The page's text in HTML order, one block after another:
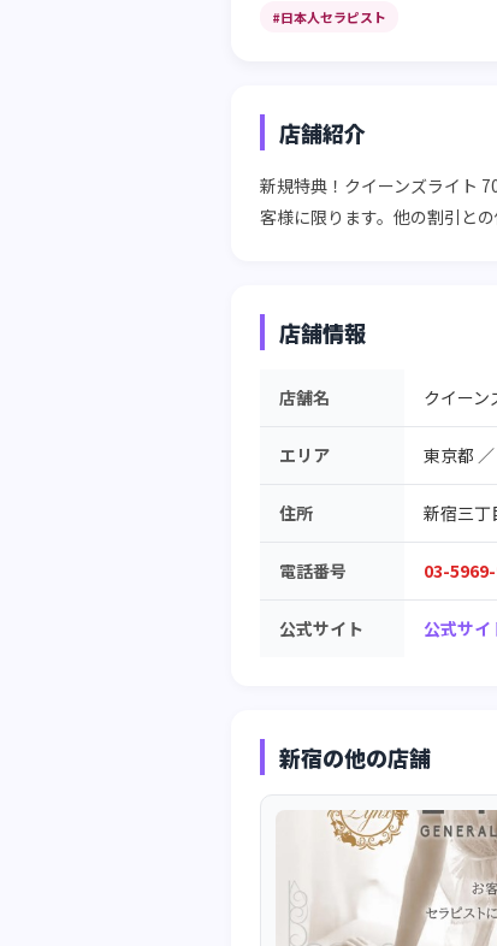
#日本人セラピスト
店舗紹介
新規特典！クイーンズライト
客様に限ります。他の割引と
店舗情報
店舗名 クイーン
エリア 東京都 ／
住所 新宿三丁
電話番号 03-
公式サイト 公式サ
新宿の他の店舗